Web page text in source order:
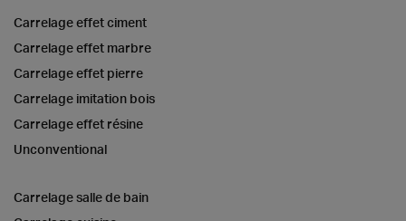
Carrelage effet ciment
Carrelage effet marbre
Carrelage effet pierre
Carrelage imitation bois
Carrelage effet résine
Unconventional
Carrelage salle de bain